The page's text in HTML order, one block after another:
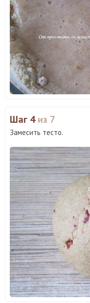
Шаг 4из 7
Замесить тесто.